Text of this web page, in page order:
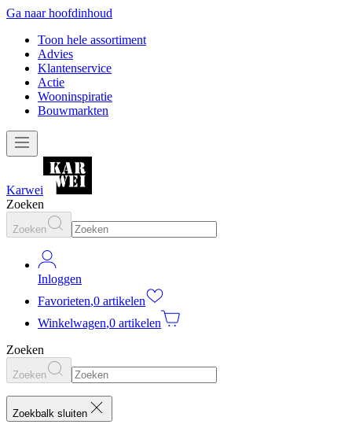
Ga naar hoofdinhoud
Toon hele assortiment
Advies
Klantenservice
Actie
Wooninspiratie
Bouwmarkten
Karwei
Zoeken
Zoeken
Inloggen
Favorieten,0 artikelen
Winkelwagen,0 artikelen
Zoeken
Zoeken
Zoekbalk sluiten